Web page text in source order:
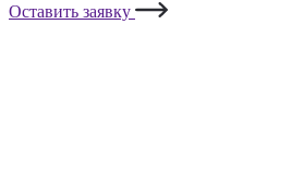
Оставить заявку